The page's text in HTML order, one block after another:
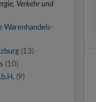
Verkehr und
Warenhandels-
(13)
(10)
(9)